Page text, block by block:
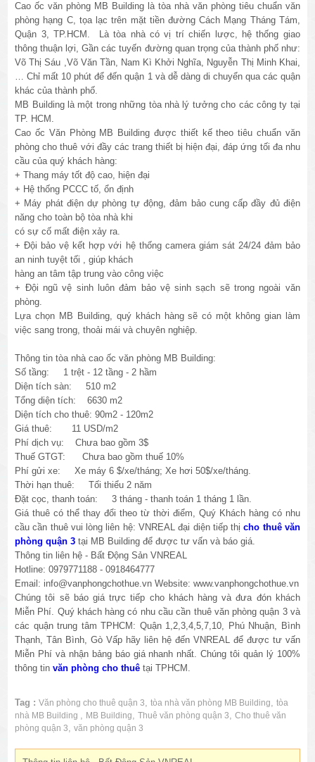
Cao ốc văn phòng MB Building là tòa nhà văn phòng tiêu chuẩn văn
phòng hạng C, tọa lạc trên mặt tiền đường Cách Mạng Tháng Tám,
Quận 3, TP.HCM. Là tòa nhà có vị trí chiến lược, hệ thống giao
thông thuận lợi, Gần các tuyến đường quan trọng của thành phố như:
Võ Thị Sáu ,Võ Văn Tần, Nam Kì Khởi Nghĩa, Nguyễn Thị Minh Khai,
… Chỉ mất 10 phút để đến quận 1 và dễ dàng di chuyển qua các quận
khác của thành phố.
MB Building là một trong những tòa nhà lý tưởng cho các công ty tại
TP. HCM.
Cao ốc Văn Phòng MB Building được thiết kế theo tiêu chuẩn văn
phòng cho thuê với đầy các trang thiết bị hiện đại, đáp ứng tối đa nhu
cầu của quý khách hàng:
+ Thang máy tốt độ cao, hiện đại
+ Hệ thống PCCC tố, ổn định
+ Máy phát điện dự phòng tự động, đảm bảo cung cấp đầy đủ điện
năng cho toàn bộ tòa nhà khi
có sự cố mất điện xảy ra.
+ Đội bảo vệ kết hợp với hệ thống camera giám sát 24/24 đảm bảo
an ninh tuyệt tối , giúp khách
hàng an tâm tập trung vào công việc
+ Đội ngũ vệ sinh luôn đảm bảo vệ sinh sạch sẽ trong ngoài văn
phòng.
Lựa chọn MB Building, quý khách hàng sẽ có một không gian làm
việc sang trong, thoải mái và chuyên nghiệp.
Thông tin tòa nhà cao ốc văn phòng MB Building:
Số tầng: 1 trệt - 12 tầng - 2 hầm
Diện tích sàn: 510 m2
Tổng diện tích: 6630 m2
Diện tích cho thuê: 90m2 - 120m2
Giá thuê: 11 USD/m2
Phí dịch vụ:Chưa bao gồm 3$
Thuế GTGT: Chưa bao gồm thuế 10%
Phí gửi xe: Xe máy 6 $/xe/tháng; Xe hơi 50$/xe/tháng.
Thời hạn thuê: Tối thiểu 2 năm
Đặt cọc, thanh toán: 3 tháng - thanh toán 1 tháng 1 lần.
Giá thuê có thể thay đổi theo từ thời điểm, Quý Khách hàng có nhu
cầu cần thuê vui lòng liên hệ: VNREAL đại diện tiếp thị cho thuê văn
phòng quận 3 tại MB Building để được tư vấn và báo giá.
Thông tin liên hệ - Bất Động Sản VNREAL
Hotline: 0979771188 - 0918464777
Email: info@vanphongchothue.vn Website: www.vanphongchothue.vn
Chúng tôi sẽ báo giá trực tiếp cho khách hàng và đưa đón khách
Miễn Phí. Quý khách hàng có nhu cầu cần thuê văn phòng quận 3 và
các quận trung tâm TPHCM: Quận 1,2,3,4,5,7,10, Phú Nhuận, Bình
Thạnh, Tân Bình, Gò Vấp hãy liên hệ đến VNREAL để được tư vấn
Miễn Phí và nhận bảng báo giá nhanh nhất. Chúng tôi quản lý 100%
thông tinvăn phòng cho thuê tại TPHCM.
Tag : Văn phòng cho thuê quận 3,tòa nhà văn phòng MB Building,tòa
nhà MB Building , MB Building,Thuê văn phòng quận 3,Cho thuê văn
phòng quận 3,văn phòng quận 3